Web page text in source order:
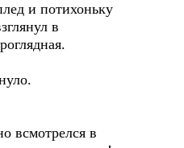
и потихоньку
в
всмотрелся в